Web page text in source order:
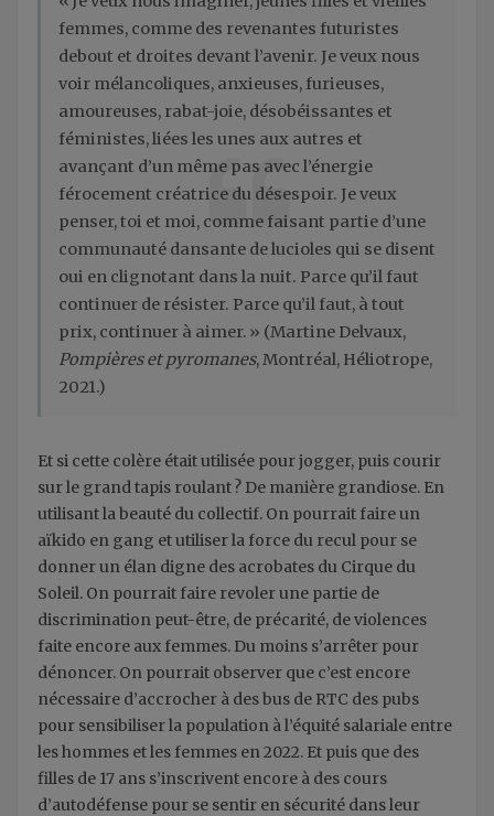
femmes, comme des revenantes futuristes
debout et droites devant l’avenir. Je veux nous
voir mélancoliques, anxieuses, furieuses,
amoureuses, rabat-joie, désobéissantes et
féministes, liées les unes aux autres et
avançant d’un même pas avec l’énergie
férocement créatrice du désespoir. Je veux
penser, toi et moi, comme faisant partie d’une
communauté dansante de lucioles qui se disent
oui en clignotant dans la nuit. Parce qu’il faut
continuer de résister. Parce qu’il faut, à tout
prix, continuer à aimer. » (Martine Delvaux,
Pompières et pyromanes, Montréal, Héliotrope,
2021.)
Et si cette colère était utilisée pour jogger, puis courir
sur le grand tapis roulant ? De manière grandiose. En
utilisant la beauté du collectif. On pourrait faire un
aïkido en gang et utiliser la force du recul pour se
donner un élan digne des acrobates du Cirque du
Soleil. On pourrait faire revoler une partie de
discrimination peut-être, de précarité, de violences
faite encore aux femmes. Du moins s’arrêter pour
dénoncer. On pourrait observer que c’est encore
nécessaire d’accrocher à des bus de RTC des pubs
pour sensibiliser la population à l’équité salariale entre
les hommes et les femmes en 2022. Et puis que des
filles de 17 ans s’inscrivent encore à des cours
d’autodéfense pour se sentir en sécurité dans leur